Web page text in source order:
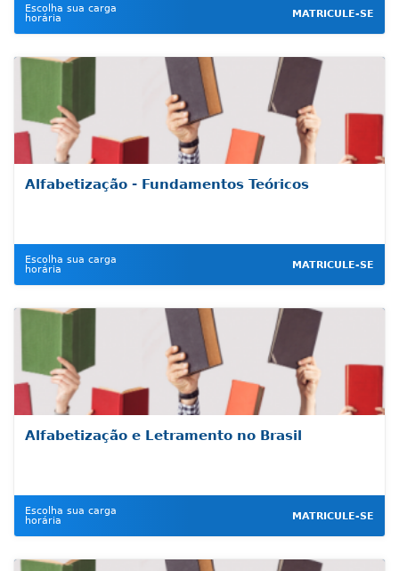
Escolha sua carga
horária
MATRICULE-SE
Alfabetização - Fundamentos Teóricos
Escolha sua carga
horária
MATRICULE-SE
Alfabetização e Letramento no Brasil
Escolha sua carga
horária
MATRICULE-SE